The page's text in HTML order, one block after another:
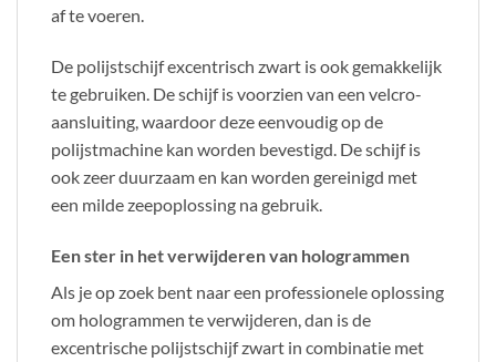
af te voeren.
De polijstschijf excentrisch zwart is ook gemakkelijk
te gebruiken. De schijf is voorzien van een velcro-
aansluiting, waardoor deze eenvoudig op de
polijstmachine kan worden bevestigd. De schijf is
ook zeer duurzaam en kan worden gereinigd met
een milde zeepoplossing na gebruik.
Een ster in het verwijderen van hologrammen
Als je op zoek bent naar een professionele oplossing
om hologrammen te verwijderen, dan is de
excentrische polijstschijf zwart in combinatie met